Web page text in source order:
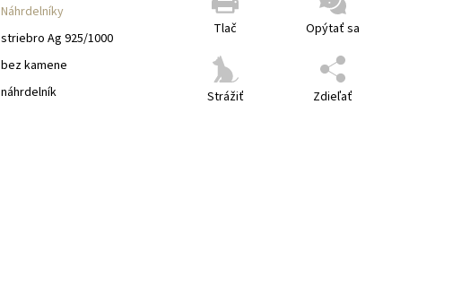
Tlač Opýtať sa
Strážiť Zdieľať
Náhrdelníky
striebro Ag 925/1000
bez kamene
náhrdelník